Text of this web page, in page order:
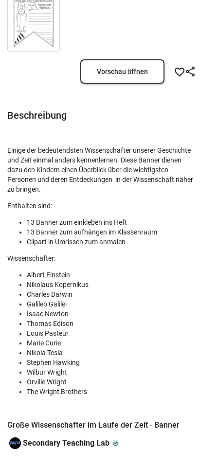
Vorschau öffnen
Beschreibung
Einige der bedeutendsten Wissenschafter unserer Geschichte
und Zeit einmal anders kennenlernen. Diese Banner dienen
dazu den Kindern einen Überblick über die wichtigsten
Personen und deren Entdeckungen in der Wissenschaft näher
zu bringen.
Enthalten sind:
13 Banner zum einkleben ins Heft
13 Banner zum aufhängen im Klassenraum
Clipart in Umrissen zum anmalen
Wissenschafter:
Albert Einstein
Nikolaus Kopernikus
Charles Darwin
Galileo Galilei
Isaac Newton
Thomas Edison
Louis Pasteur
Marie Curie
Nikola Tesla
Stephen Hawking
Wilbur Wright
Orville Wright
The Wright Brothers
Große Wissenschafter im Laufe der Zeit - Banner
Secondary Teaching Lab